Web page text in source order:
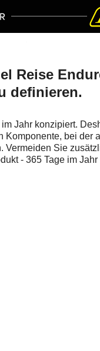
Reise
definieren.
Jahr konzipiert.
Komponente, bei der
Vermeiden Sie
- 365 Tage im Jahr